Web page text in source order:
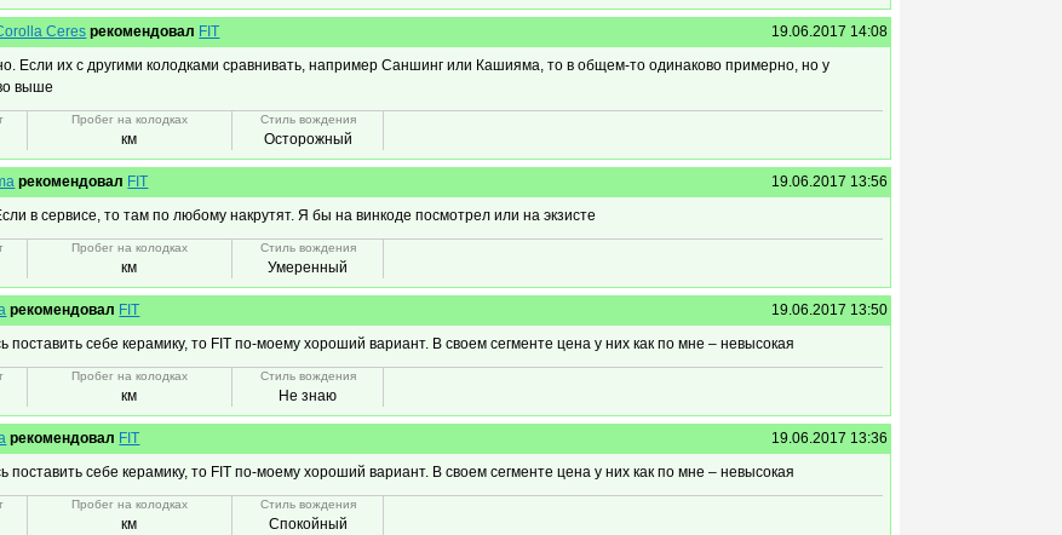
Ceres рекомендовал FIT 19.06.2017 14:08
Если их с другими колодками сравнивать, например Саншинг или Кашияма, то в общем-то одинаково примерно, но у
выше
Пробег на колодках
км
Стиль вождения
Осторожный
рекомендовал FIT 19.06.2017 13:56
в сервисе, то там по любому накрутят. Я бы на винкоде посмотрел или на экзисте
Пробег на колодках
км
Стиль вождения
Умеренный
рекомендовал FIT 19.06.2017 13:50
поставить себе керамику, то FIT по-моему хороший вариант. В своем сегменте цена у них как по мне – невысокая
Пробег на колодках
км
Стиль вождения
Не знаю
рекомендовал FIT 19.06.2017 13:36
поставить себе керамику, то FIT по-моему хороший вариант. В своем сегменте цена у них как по мне – невысокая
Пробег на колодках
км
Стиль вождения
Спокойный